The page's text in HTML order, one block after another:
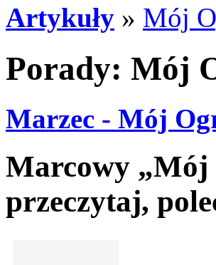
Artykuły » Mój
Porady: Mój
Marzec - Mój
Marcowy „Mój
przeczytaj,